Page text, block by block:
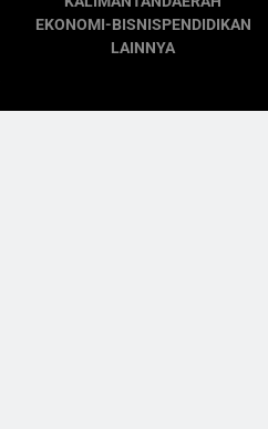
EKONOMI-BISNISPENDIDIKAN
LAINNYA